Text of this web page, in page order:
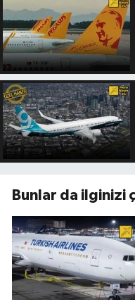
Bunlar da ilginizi